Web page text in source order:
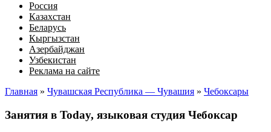
Россия
Казахстан
Беларусь
Кыргызстан
Азербайджан
Узбекистан
Реклама на сайте
Главная » Чувашская Республика — Чувашия » Чебоксары
Занятия в Today, языковая студия Чебоксар